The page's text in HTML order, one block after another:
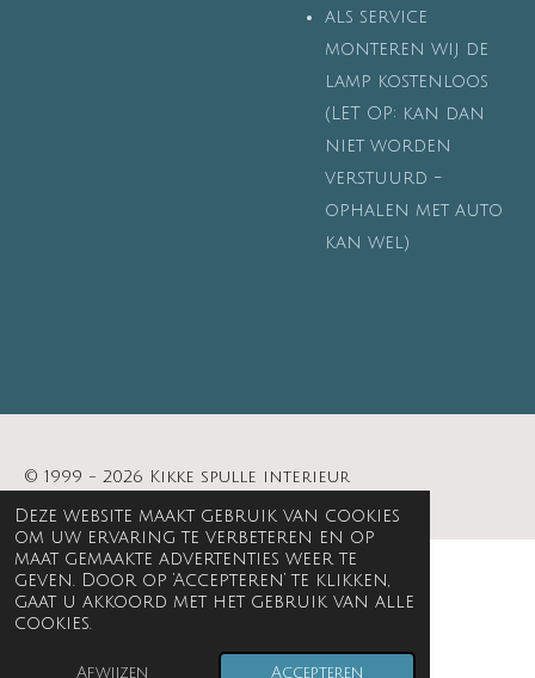
Deze website maakt gebruik van cookies
om uw ervaring te verbeteren en op
maat gemaakte advertenties weer te
geven. Door op ‘Accepteren’ te klikken,
gaat u akkoord met het gebruik van alle
cookies.
Afwijzen Accepteren
als service
monteren wij de
lamp kostenloos
(LET OP: kan dan
niet worden
verstuurd -
ophalen met auto
kan wel)
© 1999 - 2026 Kikke spulle interieur